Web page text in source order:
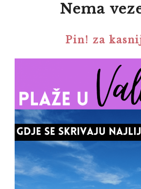
Nema
Pin! za